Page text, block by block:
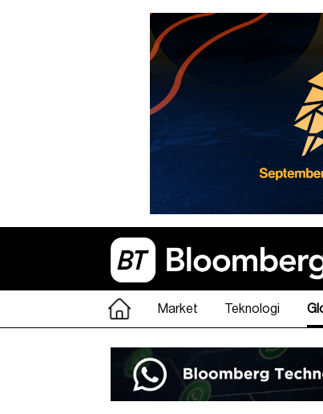
Market Teknologi